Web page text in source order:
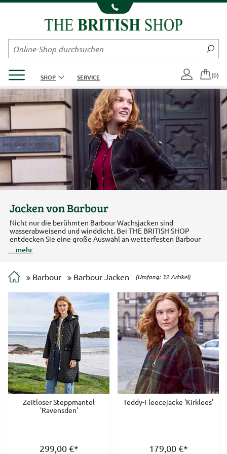
Kompletten Head der Seite überspringen
SHOP SERVICE (0)
Jacken von Barbour
Nicht nur die berühmten Barbour Wachsjacken sind
wasserabweisend und winddicht. Bei THE BRITISH SHOP
entdecken Sie eine große Auswahl an wetterfesten Barbour
Jacken für Damen und Herren für Ihren nächsten Outdoorausflug.
Lange Steppmäntel und Wachsparka halten Sie im Winter warm.
dem unbeständigen Wetter in der Übergangszeit.
... mehr
Barbour Barbour Jacken (Umfang: 32 Artikel)
Zeitloser Steppmantel
'Ravensden'
299,00€*
Teddy-Fleecejacke 'Kirklees'
179,00€*